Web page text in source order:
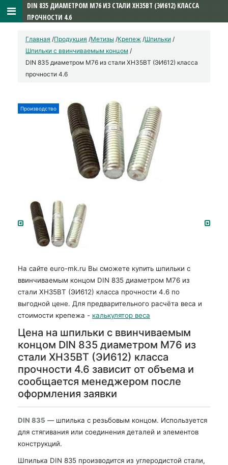
Главная /Продукция /Метизы /Крепеж /Шпильки /
Шпильки с ввинчиваемым концом /
DIN 835 диаметром М76 из стали ХН35ВТ (ЭИ612) класса
прочности 4.6
Производство
На сайте euro-mk.ru Вы сможете купить шпильки с
ввинчиваемым концом DIN 835 диаметром М76 из
стали ХН35ВТ (ЭИ612) класса прочности 4.6 по
выгодной цене. Для предварительного расчёта веса и
стоимости крепежа - калькулятор веса
Цена на шпильки с ввинчиваемым
концом DIN 835 диаметром М76 из
стали ХН35ВТ (ЭИ612) класса
прочности 4.6 зависит от объема и
сообщается менеджером после
оформления заявки
DIN 835 — шпилька с резьбовым концом. Используется
для стягивания или соединения деталей и элементов
конструкций.
Шпилька DIN 835 производится из углеродистой стали,
DIN 835 ДИАМЕТРОМ М76 ИЗ СТАЛИ ХН35ВТ (ЭИ612) КЛАССА
ПРОЧНОСТИ 4.6